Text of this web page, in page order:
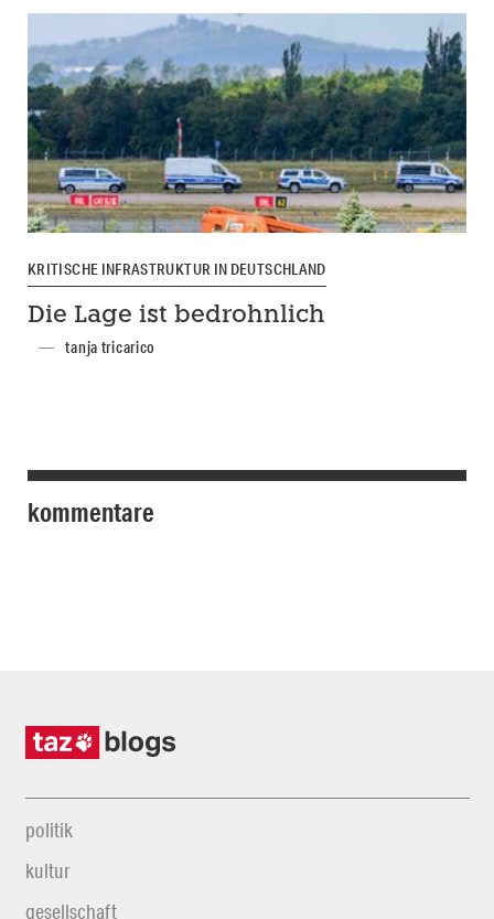
KRITISCHE INFRASTRUKTUR IN DEUTSCHLAND
Die Lage ist bedrohnlich
tanja tricarico
kommentare
politik
kultur
gesellschaft